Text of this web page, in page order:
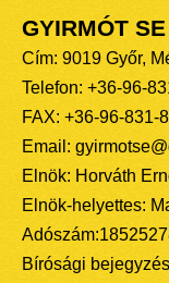
GYIRMÓT SE
Cím: 9019 Győr,
Telefon: +36-96-
FAX: +36-96-831-
Email:
Elnök: Horváth
Elnök-helyettes:
Bírósági